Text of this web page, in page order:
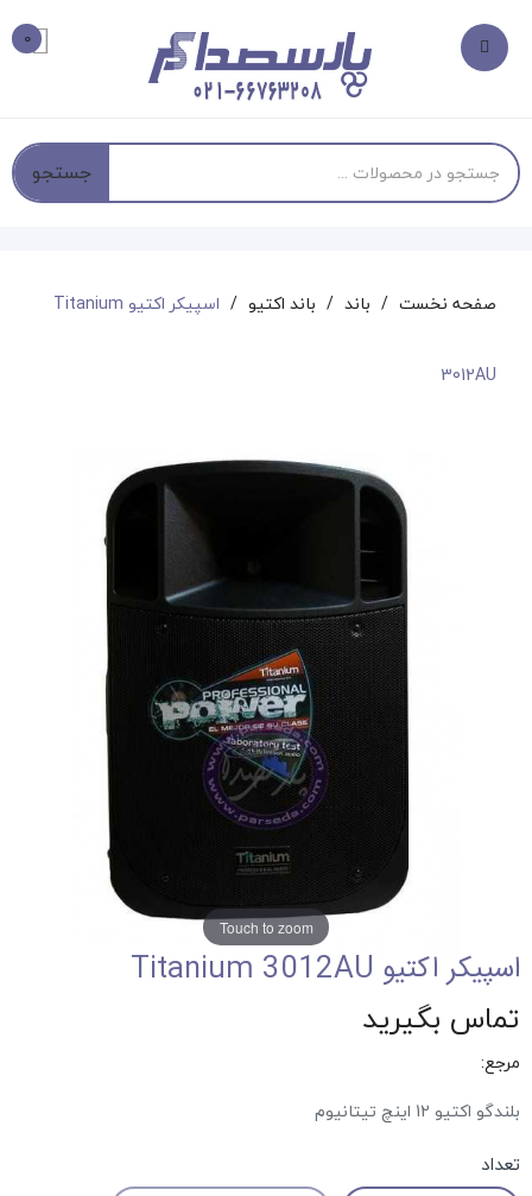
0
جستجو
صفحه نخست باند باند اکتیو اسپیکر اکتیو Titanium
3012AU
Touch to zoom
اسپیکر اکتیو Titanium 3012AU
تماس بگیرید
مرجع:
بلندگو اکتیو 12 اینچ تیتانیوم
تعداد